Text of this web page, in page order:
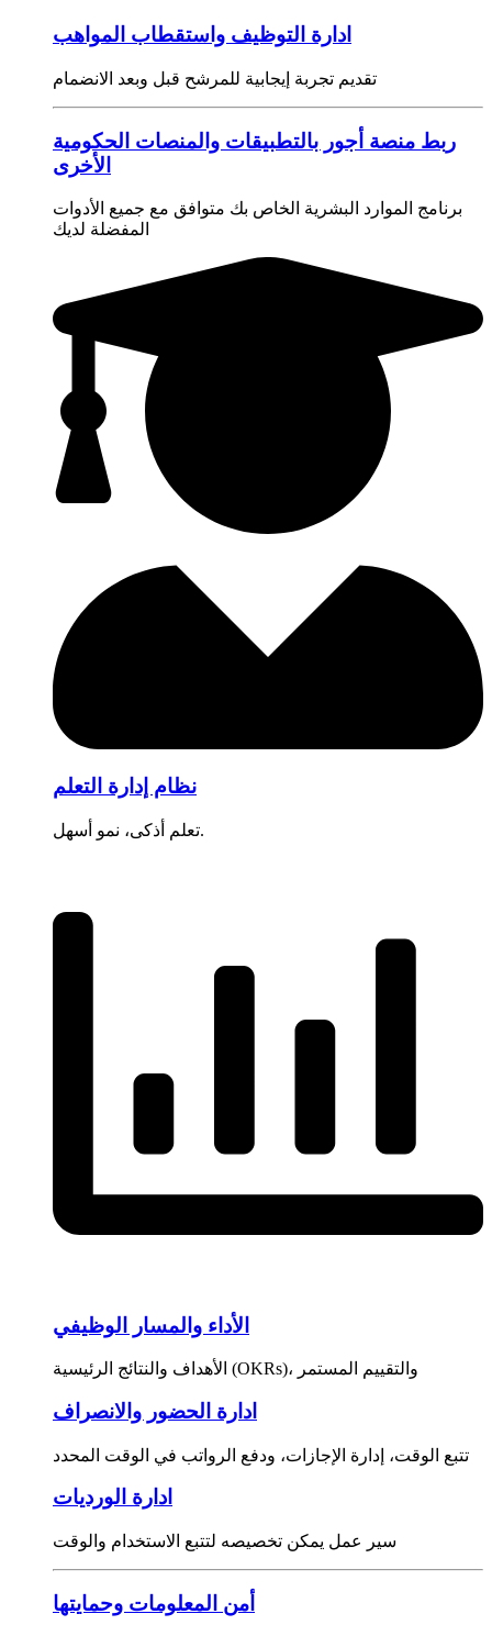
ادارة التوظيف واستقطاب المواهب
تقديم تجربة إيجابية للمرشح قبل وبعد الانضمام
ربط منصة أجور بالتطبيقات والمنصات الحكومية
الأخرى
برنامج الموارد البشرية الخاص بك متوافق مع جميع الأدوات
المفضلة لديك
نظام إدارة التعلم
تعلم أذكى، نمو أسهل.
الأداء والمسار الوظيفي
الأهداف والنتائج الرئيسية (OKRs)، والتقييم المستمر
ادارة الحضور والانصراف
تتبع الوقت، إدارة الإجازات، ودفع الرواتب في الوقت المحدد
ادارة الورديات
سير عمل يمكن تخصيصه لتتبع الاستخدام والوقت
أمن المعلومات وحمايتها